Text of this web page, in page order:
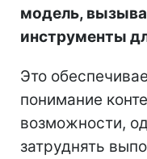
модель,
инструменты
Это
понимание
возможности,
затруднять